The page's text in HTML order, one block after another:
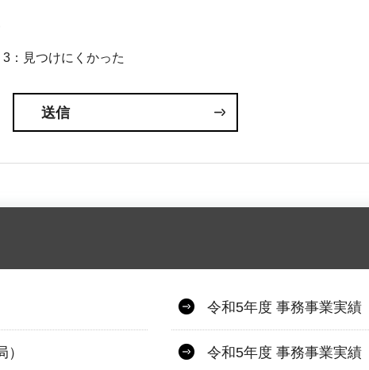
3：見つけにくかった
令和5年度 事務事業実績
令和5年度 事務事業実績